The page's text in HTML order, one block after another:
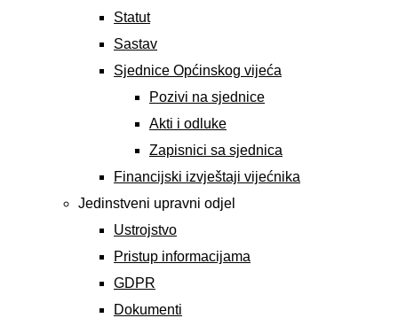
Statut
Sastav
Sjednice Općinskog vijeća
Pozivi na sjednice
Akti i odluke
Zapisnici sa sjednica
Financijski izvještaji vijećnika
Jedinstveni upravni odjel
Ustrojstvo
Pristup informacijama
GDPR
Dokumenti